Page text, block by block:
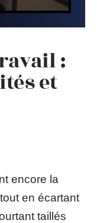
:
et
encore la
en écartant
taillés